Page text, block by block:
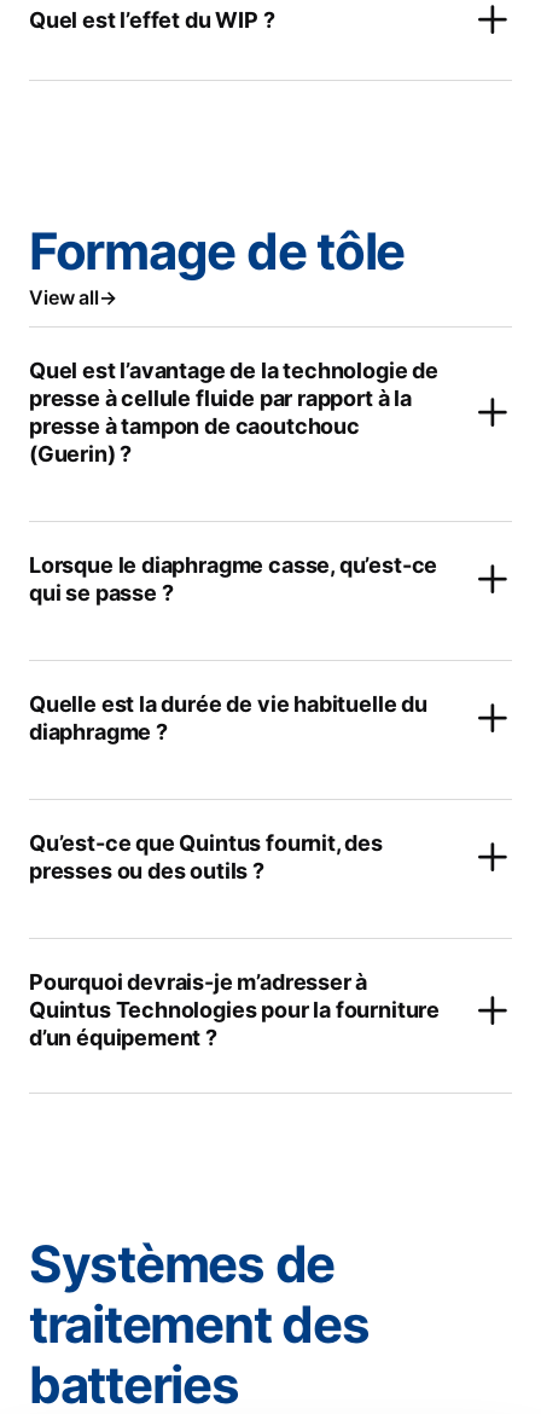
Quel est l’effet du WIP ?
Formage de tôle
View all
Quel est l’avantage de la technologie de
presse à cellule fluide par rapport à la
presse à tampon de caoutchouc
(Guerin) ?
Lorsque le diaphragme casse, qu’est-ce
qui se passe ?
Quelle est la durée de vie habituelle du
diaphragme ?
Qu’est-ce que Quintus fournit, des
presses ou des outils ?
Pourquoi devrais-je m’adresser à
Quintus Technologies pour la fourniture
d’un équipement ?
Systèmes de
traitement des
batteries